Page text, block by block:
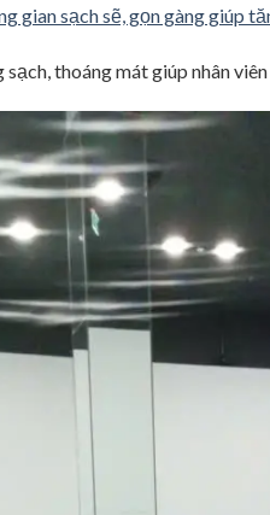
gian sạch sẽ, gọn gàng giúp
thoáng mát giúp nhân